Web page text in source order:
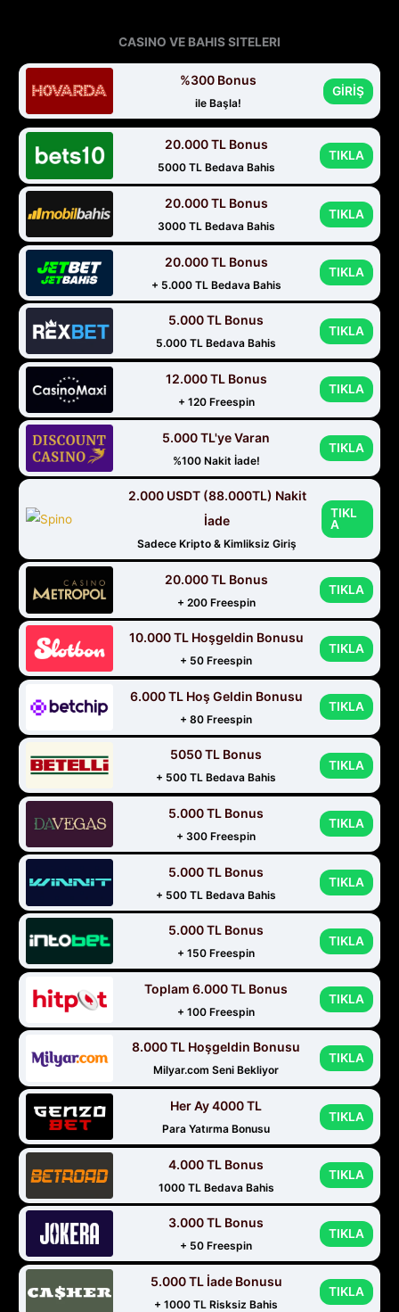
CASINO VE BAHIS SITELERI
%300 Bonus
ile Başla!
GİRİŞ
20.000 TL Bonus
5000 TL Bedava Bahis
TIKLA
20.000 TL Bonus
3000 TL Bedava Bahis
TIKLA
20.000 TL Bonus
+ 5.000 TL Bedava Bahis
TIKLA
5.000 TL Bonus
5.000 TL Bedava Bahis
TIKLA
12.000 TL Bonus
+ 120 Freespin
TIKLA
5.000 TL'ye Varan
%100 Nakit İade!
TIKLA
2.000 USDT (88.000TL) Nakit
İade
Sadece Kripto & Kimliksiz Giriş
TIKL
A
20.000 TL Bonus
+ 200 Freespin
TIKLA
10.000 TL Hoşgeldin Bonusu
+ 50 Freespin
TIKLA
6.000 TL Hoş Geldin Bonusu
+ 80 Freespin
TIKLA
5050 TL Bonus
+ 500 TL Bedava Bahis
TIKLA
5.000 TL Bonus
+ 300 Freespin
TIKLA
5.000 TL Bonus
+ 500 TL Bedava Bahis
TIKLA
5.000 TL Bonus
+ 150 Freespin
TIKLA
Toplam 6.000 TL Bonus
+ 100 Freespin
TIKLA
8.000 TL Hoşgeldin Bonusu
Milyar.com Seni Bekliyor
TIKLA
Her Ay 4000 TL
Para Yatırma Bonusu
TIKLA
4.000 TL Bonus
1000 TL Bedava Bahis
TIKLA
3.000 TL Bonus
+ 50 Freespin
TIKLA
5.000 TL İade Bonusu
+ 1000 TL Risksiz Bahis
TIKLA